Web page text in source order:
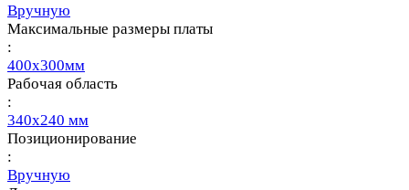
Вручную
Максимальные размеры платы
:
400х300мм
Рабочая область
:
340х240 мм
Позиционирование
:
Вручную